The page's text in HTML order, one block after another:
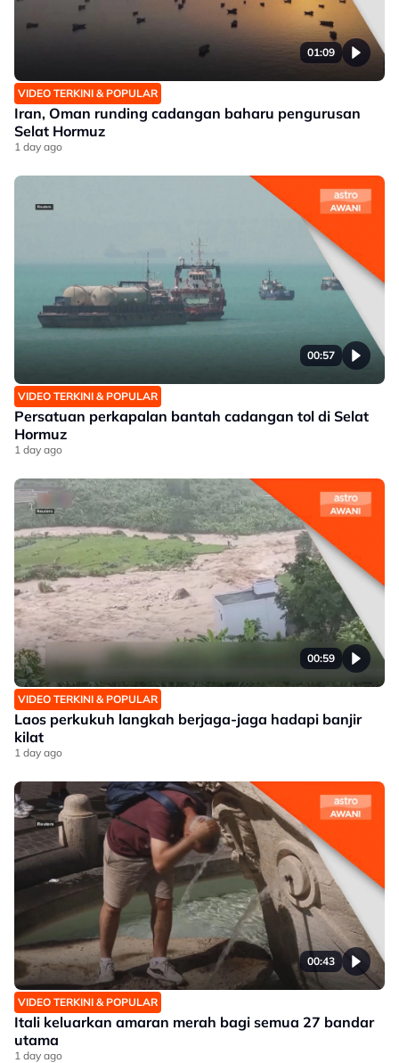
01:09
VIDEO TERKINI & POPULAR
Iran, Oman runding cadangan baharu pengurusan
Selat Hormuz
1 day ago
00:57
VIDEO TERKINI & POPULAR
Persatuan perkapalan bantah cadangan tol di Selat
Hormuz
1 day ago
00:59
VIDEO TERKINI & POPULAR
Laos perkukuh langkah berjaga-jaga hadapi banjir
kilat
1 day ago
00:43
VIDEO TERKINI & POPULAR
Itali keluarkan amaran merah bagi semua 27 bandar
utama
1 day ago